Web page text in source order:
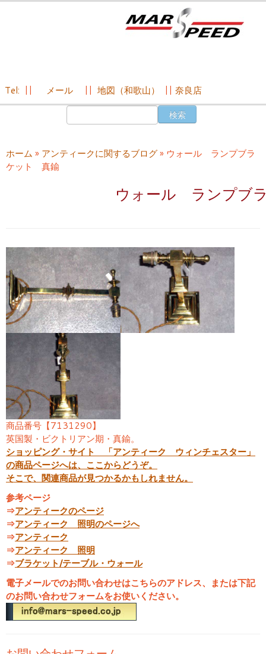
ン
ツ
Tel: メール 地図（和歌山） 奈良店
ホーム » アンティークに関するブログ» ウォール ランプブラ
ケット 真鍮
ウォール ランプブ
商品番号【7131290】
英国製・ビクトリアン期・真鍮。
ショッピング・サイト 「アンティーク ウィンチェスター」
の商品ページへは、ここからどうぞ。
そこで、関連商品が見つかるかもしれません。
参考ページ
⇒アンティークのページ
⇒アンティーク 照明のページへ
⇒アンティーク
⇒アンティーク 照明
⇒ブラケット/テーブル・ウォール
電子メールでのお問い合わせはこちらのアドレス、または下記
のお問い合わせフォームをお使いください。